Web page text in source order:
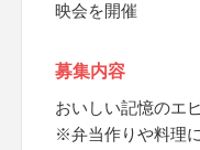
映会を開催
募集内容
おいしい記憶のエ
※弁当作りや料理